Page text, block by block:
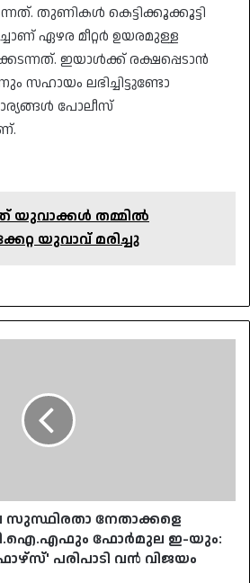
തുണികൾ കെട്ടിക്കൂക്കൂട്ടി
ഏഴര മീറ്റർ ഉയരമുള്ള
ഇയാൾക്ക് രക്ഷപ്പെടാൻ
സഹായം ലഭിച്ചിട്ടുണ്ടോ
പോലീസ്
യുവാക്കൾ തമ്മിൽ
യുവാവ് മരിച്ചു
സുസ്ഥിരതാ നേതാക്കളെ
ഫോർമുല ഇ-യും:
പരിപാടി വൻ വിജയം